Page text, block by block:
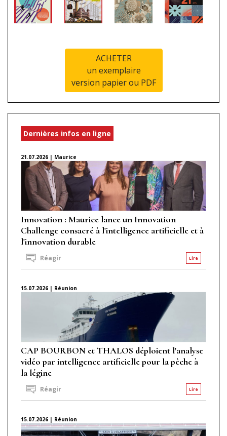
ACHETER
un exemplaire
version papier ou PDF
Dernières infos en ligne
21.07.2026 | Maurice
Innovation : Maurice lance un Innovation
Challenge consacré à l'intelligence artificielle et à
l'innovation durable
Lire
Réagir
15.07.2026 | Réunion
CAP BOURBON et THALOS déploient l'analyse
vidéo par intelligence artificielle pour la pêche à
la légine
Lire
Réagir
15.07.2026 | Réunion